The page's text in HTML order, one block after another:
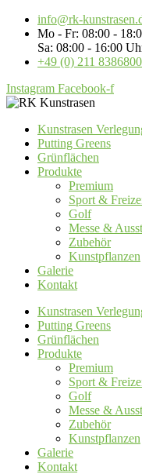
info@rk-
Mo - Fr: 08:00 -
Sa: 08:00 - 16:00
+49 (0) 211 8386800
Instagram Facebook-f
Kunstrasen
Putting Greens
Grünflächen
Produkte
Premium
Sport &
Golf
Messe &
Zubehör
Kunstpflanzen
Galerie
Kontakt
Kunstrasen
Putting Greens
Grünflächen
Produkte
Premium
Sport &
Golf
Messe &
Zubehör
Kunstpflanzen
Galerie
Kontakt